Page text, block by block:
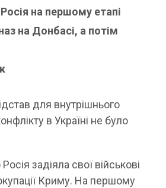
на першому етапі
на Донбасі, а потім
для внутрішнього
в Україні не було
задіяла свої військові
Криму. На першому